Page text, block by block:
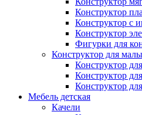
Конструктор
Конструктор с
Конструктор
Фигурки для
Конструктор для
Конструктор
Конструктор
Конструктор
Мебель детская
Качели